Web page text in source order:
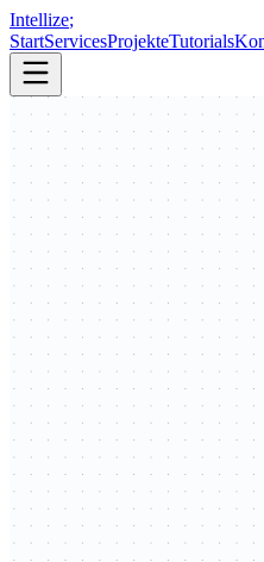
Intellize;
StartServicesProjekteTutorials